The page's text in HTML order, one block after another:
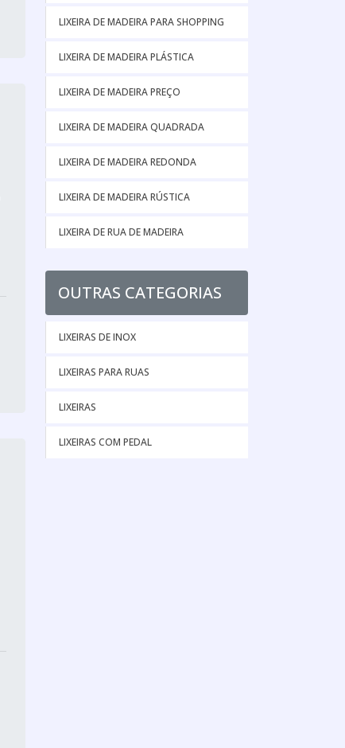
LIXEIRA DE MADEIRA PARA SHOPPING
LIXEIRA DE MADEIRA PLÁSTICA
LIXEIRA DE MADEIRA PREÇO
LIXEIRA DE MADEIRA QUADRADA
LIXEIRA DE MADEIRA REDONDA
LIXEIRA DE MADEIRA RÚSTICA
LIXEIRA DE RUA DE MADEIRA
OUTRAS CATEGORIAS
LIXEIRAS DE INOX
LIXEIRAS PARA RUAS
LIXEIRAS
LIXEIRAS COM PEDAL